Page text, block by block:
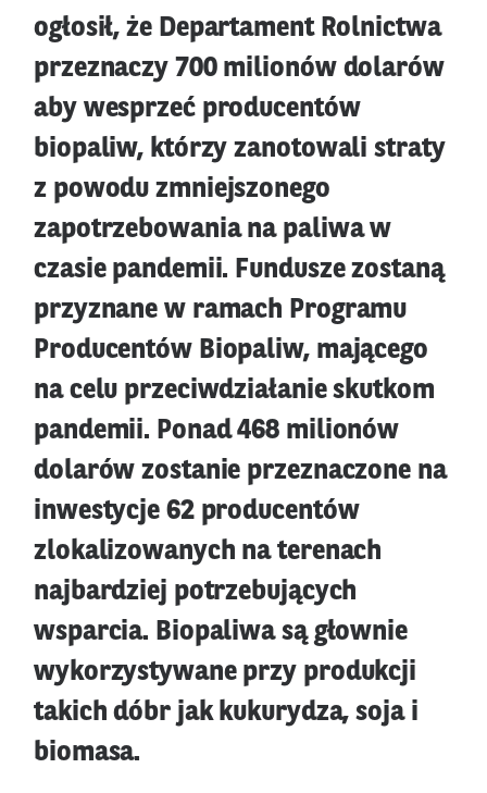
ogłosił, że Departament Rolnictwa
przeznaczy 700 milionów dolarów
aby wesprzeć producentów
biopaliw, którzy zanotowali straty
z powodu zmniejszonego
zapotrzebowania na paliwa w
czasie pandemii. Fundusze zostaną
przyznane w ramach Programu
Producentów Biopaliw, mającego
na celu przeciwdziałanie skutkom
pandemii. Ponad 468 milionów
dolarów zostanie przeznaczone na
inwestycje 62 producentów
zlokalizowanych na terenach
najbardziej potrzebujących
wsparcia. Biopaliwa są głownie
wykorzystywane przy produkcji
takich dóbr jak kukurydza, soja i
biomasa.